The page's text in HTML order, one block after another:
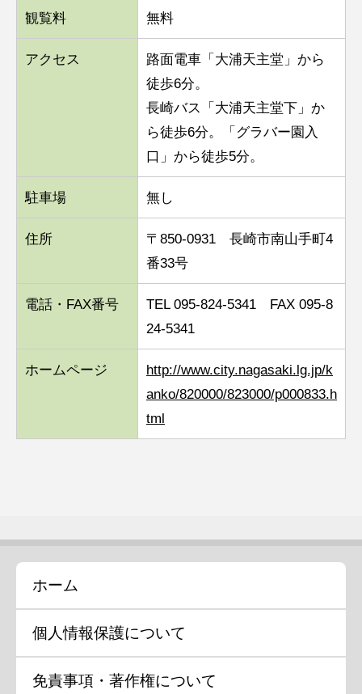
観覧料 無料
アクセス
路面電車「大浦天主堂」から
徒歩6分。
長崎バス「大浦天主堂下」か
ら徒歩6分。「グラバー園入
口」から徒歩5分。
駐車場 無し
住所
〒850-0931 長崎市南山手町4
番33号
電話・FAX番号
TEL 095-824-5341 FAX 095-8
24-5341
ホームページ
http://www.city.nagasaki.lg.jp/k
anko/820000/823000/p000833.h
tml
ホーム
個人情報保護について
免責事項・著作権について